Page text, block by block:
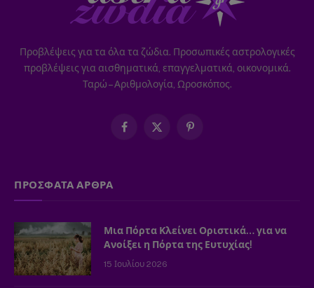
Προβλέψεις για τα όλα τα ζώδια. Προσωπικές αστρολογικές
προβλέψεις για αισθηματικά, επαγγελματικά, οικονομικά.
Ταρώ – Αριθμολογία, Ωροσκόπος.
Facebook
X
Pinterest
ΠΡΟΣΦΑΤΑ ΑΡΘΡΑ
Μια Πόρτα Κλείνει Οριστικά… για να
Ανοίξει η Πόρτα της Ευτυχίας!
15 Ιουλίου 2026